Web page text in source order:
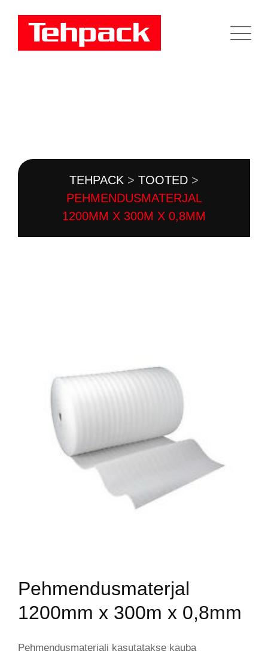
TEHPACK > TOOTED >
PEHMENDUSMATERJAL
1200MM X 300M X 0,8MM
Pehmendusmaterjal
1200mm x 300m x 0,8mm
Pehmendusmaterjali kasutatakse kauba